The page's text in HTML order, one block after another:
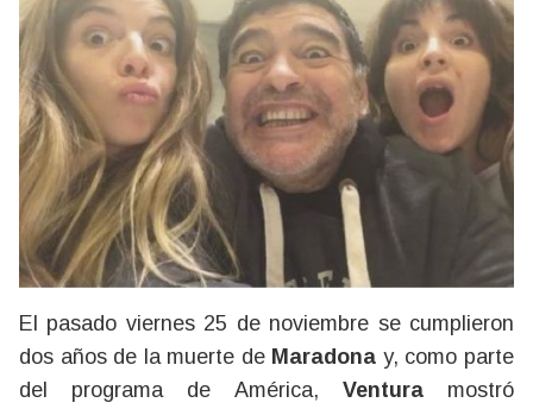
El pasado viernes 25 de noviembre se cumplieron
dos años de la muerte de Maradona y, como parte
del programa de América, Venturamostró